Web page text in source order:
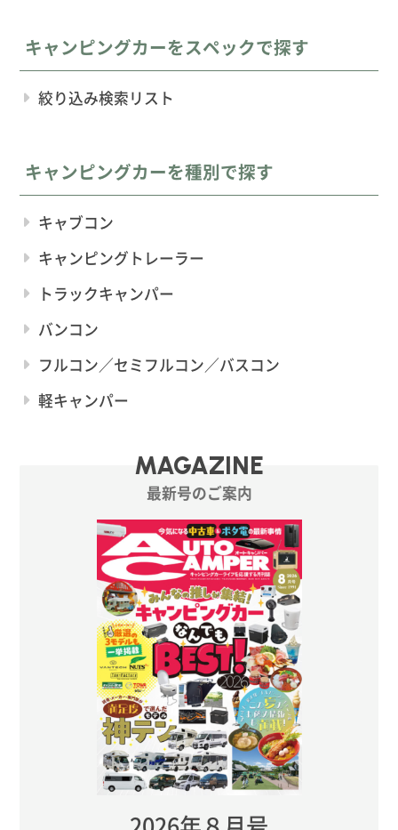
キャンピングカーをスペックで探す
絞り込み検索リスト
キャンピングカーを種別で探す
キャブコン
キャンピングトレーラー
トラックキャンパー
バンコン
フルコン／セミフルコン／バスコン
軽キャンパー
MAGAZINE
最新号のご案内